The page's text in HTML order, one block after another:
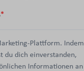
Plattform. Indem
du dich einverstanden,
Informationen an